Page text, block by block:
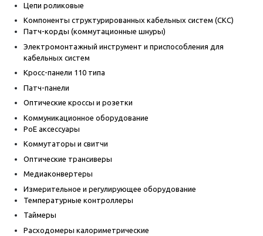
Цепи роликовые
Компоненты структурированных кабельных систем (СКС)
Патч-корды (коммутационные шнуры)
Электромонтажный инструмент и приспособления для
кабельных систем
Кросс-панели 110 типа
Патч-панели
Оптические кроссы и розетки
Коммуникационное оборудование
PoE аксессуары
Коммутаторы и свитчи
Оптические трансиверы
Медиаконвертеры
Измерительное и регулирующее оборудование
Температурные контроллеры
Таймеры
Расходомеры калориметрические